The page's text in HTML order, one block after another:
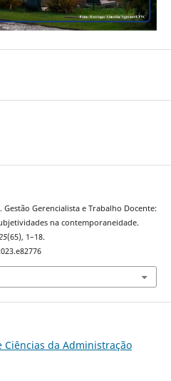
Gestão Gerencialista e Trabalho Docente:
na contemporaneidade.
(65), 1–18.
Ciências da Administração